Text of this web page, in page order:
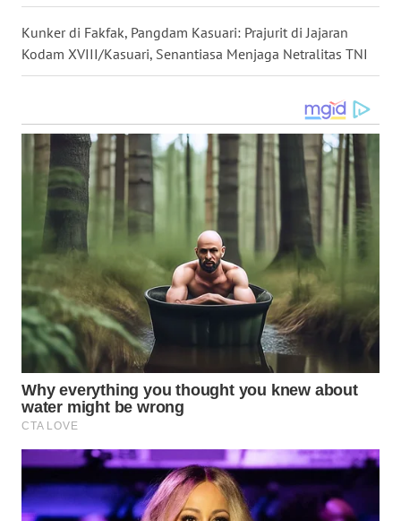
Kunker di Fakfak, Pangdam Kasuari: Prajurit di Jajaran
Kodam XVIII/Kasuari, Senantiasa Menjaga Netralitas TNI
NIAS
WN
LANGKAT
WN
TAPANULI
SELATAN
WN
TANJUNG
LESUNG
WN
KARO
WN
WN
LABUHANBATU
WN
TAPANULI